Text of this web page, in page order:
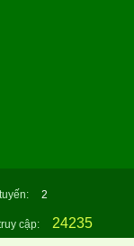
2
cập: 24235